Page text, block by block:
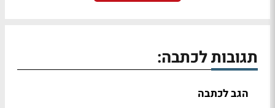
תגובות לכתבה:
הגב לכתבה